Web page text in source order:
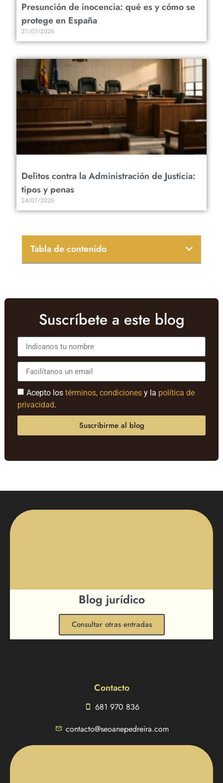
Presunción de inocencia: qué es y cómo se
protege en España
27/07/2026
Delitos contra la Administración de Justicia:
tipos y penas
24/07/2026
Tabla de contenido
Suscríbete a este blog
Acepto lostérminos, condiciones y la política de
privacidad.
Suscribirme al blog
Blog jurídico
Consultar otras entradas
Contacto
681 970 836
contacto@seoanepedreira.com